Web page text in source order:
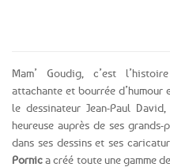
Mam’ Goudig, c’est
attachante et bourrée d’humour
le dessinateur Jean-Paul
heureuse auprès de ses
dans ses dessins et ses
Pornica créé toute une gamme